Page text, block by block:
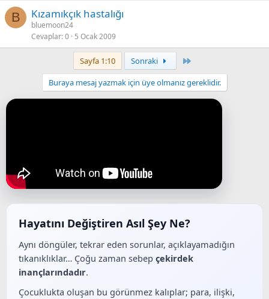
B Kızamıkçık hastalığı
bluemoon24
Cevaplar 0 5 Ocak 2009
Sayfa 1:10 Sonraki
Buraya mesaj yazmak için üye olmanız gereklidir.
Hayatını Değiştiren Asıl Şey Ne?
Aynı döngüler, tekrar eden sorunlar, açıklayamadığın
tıkanıklıklar… Çoğu zaman sebep çekirdek
inançlarındadır.
Çocuklukta oluşan bu görünmez kalıplar; para, ilişki,